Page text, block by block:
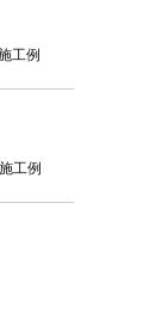
工例
工例